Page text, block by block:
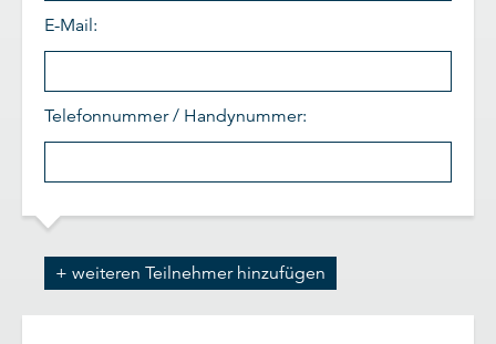
E-Mail:
Telefonnummer / Handynummer:
+ weiteren Teilnehmer hinzufügen